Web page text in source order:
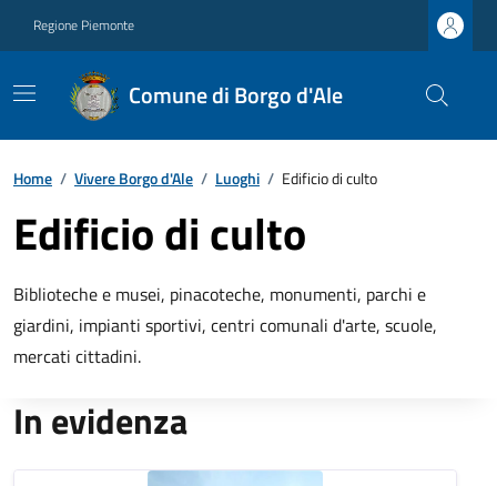
Regione Piemonte
Comune di Borgo d'Ale
Home / Vivere Borgo d'Ale / Luoghi / Edificio di culto
Edificio di culto
Biblioteche e musei, pinacoteche, monumenti, parchi e
giardini, impianti sportivi, centri comunali d'arte, scuole,
mercati cittadini.
In evidenza